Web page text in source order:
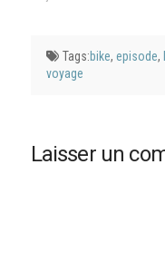
Tags:bike,episode,
voyage
Laisser un